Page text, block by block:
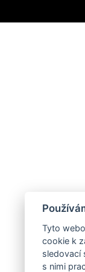
Tyto
cookie k
sledovací
s nimi